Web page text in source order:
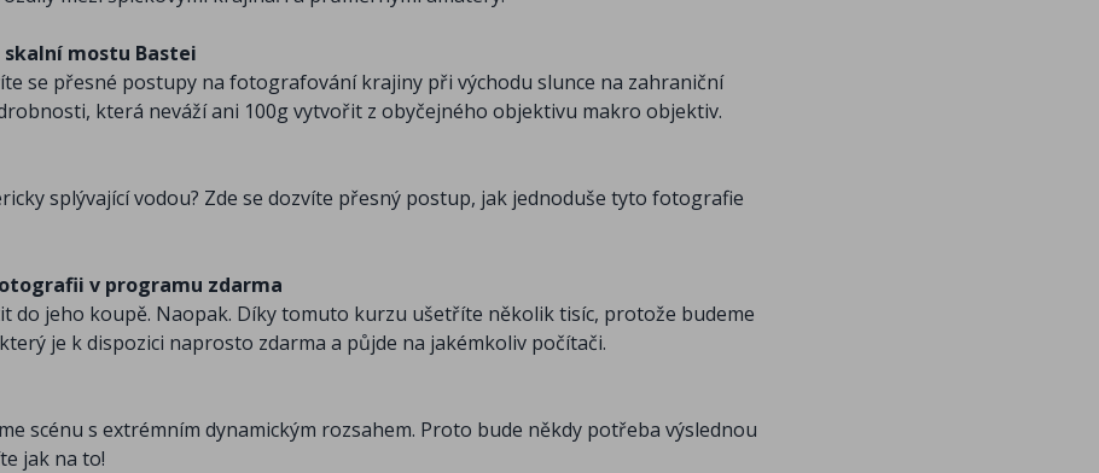
mostu Bastei
se přesné postupy na fotografování krajiny při východu slunce na zahraniční
která neváží ani 100g vytvořit z obyčejného objektivu makro objektiv.
splývající vodou? Zde se dozvíte přesný postup, jak jednoduše tyto fotografie
v programu zdarma
jeho koupě. Naopak. Díky tomuto kurzu ušetříte několik tisíc, protože budeme
je k dispozici naprosto zdarma a půjde na jakémkoliv počítači.
scénu s extrémním dynamickým rozsahem. Proto bude někdy potřeba výslednou
jak na to!